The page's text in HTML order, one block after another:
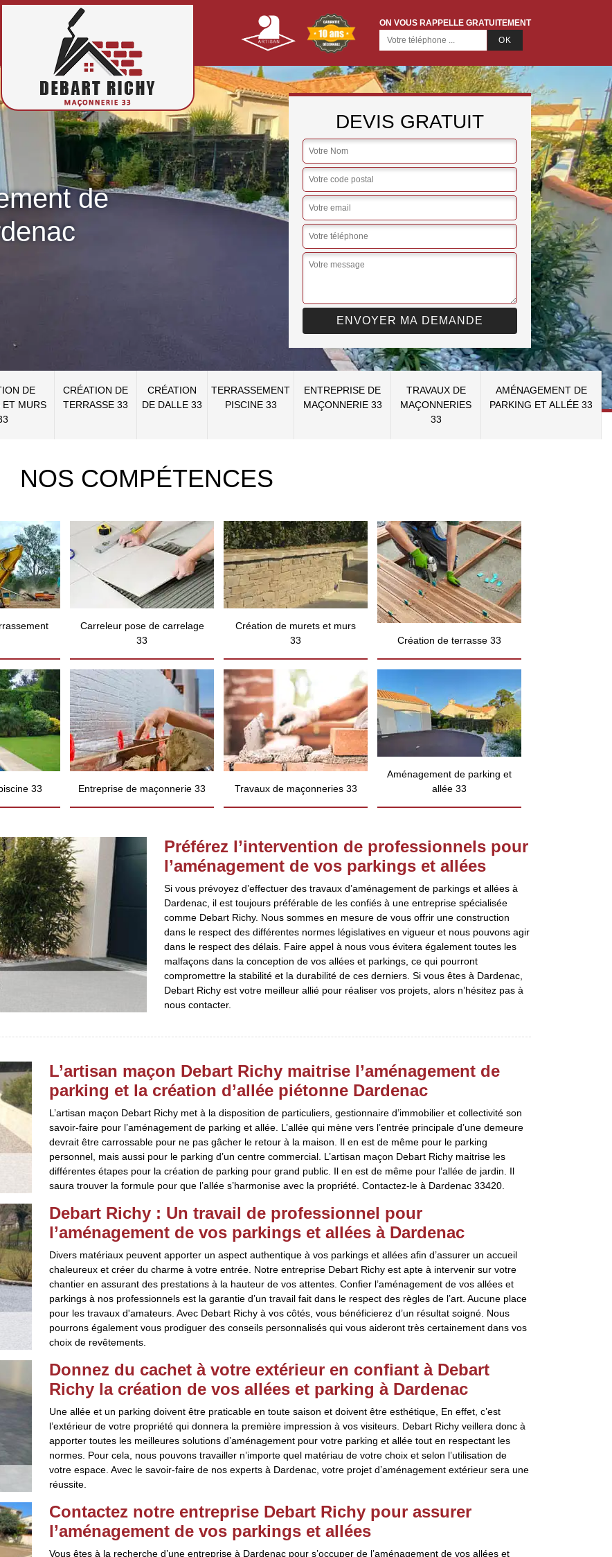
ON VOUS RAPPELLE GRATUITEMENT
de
DEVIS GRATUIT
DE
ET MURS
CRÉATION DE
TERRASSE 33
CRÉATION
DE DALLE 33
TERRASSEMENT
PISCINE 33
ENTREPRISE DE
MAÇONNERIE 33
TRAVAUX DE
MAÇONNERIES
33
AMÉNAGEMENT DE
PARKING ET ALLÉE 33
NOS COMPÉTENCES
Carreleur pose de carrelage
33
Création de murets et murs
33
Création de terrasse 33
33 Entreprise de maçonnerie 33 Travaux de maçonneries 33
Aménagement de parking et
allée 33
Préférez l’intervention de professionnels pour
l’aménagement de vos parkings et allées
Si vous prévoyez d’effectuer des travaux d’aménagement de parkings et allées à
Dardenac, il est toujours préférable de les confiés à une entreprise spécialisée
comme Debart Richy. Nous sommes en mesure de vous offrir une construction
dans le respect des différentes normes législatives en vigueur et nous pouvons agir
dans le respect des délais. Faire appel à nous vous évitera également toutes les
malfaçons dans la conception de vos allées et parkings, ce qui pourront
compromettre la stabilité et la durabilité de ces derniers. Si vous êtes à Dardenac,
Debart Richy est votre meilleur allié pour réaliser vos projets, alors n’hésitez pas à
nous contacter.
L’artisan maçon Debart Richy maitrise l’aménagement de
parking et la création d’allée piétonne Dardenac
L’artisan maçon Debart Richy met à la disposition de particuliers, gestionnaire d’immobilier et collectivité son
savoir-faire pour l’aménagement de parking et allée. L’allée qui mène vers l’entrée principale d’une demeure
devrait être carrossable pour ne pas gâcher le retour à la maison. Il en est de même pour le parking
personnel, mais aussi pour le parking d’un centre commercial. L’artisan maçon Debart Richy maitrise les
différentes étapes pour la création de parking pour grand public. Il en est de même pour l’allée de jardin. Il
saura trouver la formule pour que l’allée s’harmonise avec la propriété. Contactez-le à Dardenac 33420.
Debart Richy : Un travail de professionnel pour
l’aménagement de vos parkings et allées à Dardenac
Divers matériaux peuvent apporter un aspect authentique à vos parkings et allées afin d’assurer un accueil
chaleureux et créer du charme à votre entrée. Notre entreprise Debart Richy est apte à intervenir sur votre
chantier en assurant des prestations à la hauteur de vos attentes. Confier l’aménagement de vos allées et
parkings à nos professionnels est la garantie d’un travail fait dans le respect des règles de l’art. Aucune place
pour les travaux d'amateurs. Avec Debart Richy à vos côtés, vous bénéficierez d’un résultat soigné. Nous
pourrons également vous prodiguer des conseils personnalisés qui vous aideront très certainement dans vos
choix de revêtements.
Donnez du cachet à votre extérieur en confiant à Debart
Richy la création de vos allées et parking à Dardenac
Une allée et un parking doivent être praticable en toute saison et doivent être esthétique, En effet, c’est
l’extérieur de votre propriété qui donnera la première impression à vos visiteurs. Debart Richy veillera donc à
apporter toutes les meilleures solutions d’aménagement pour votre parking et allée tout en respectant les
normes. Pour cela, nous pouvons travailler n’importe quel matériau de votre choix et selon l’utilisation de
votre espace. Avec le savoir-faire de nos experts à Dardenac, votre projet d’aménagement extérieur sera une
réussite.
Contactez notre entreprise Debart Richy pour assurer
l’aménagement de vos parkings et allées
Vous êtes à la recherche d’une entreprise à Dardenac pour s’occuper de l’aménagement de vos allées et